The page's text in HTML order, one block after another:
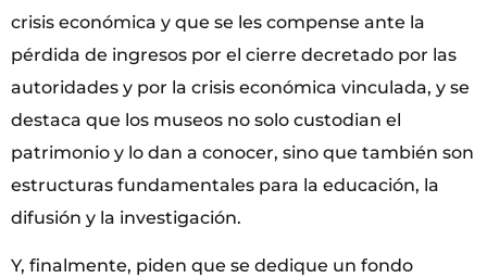
crisis económica y que se les compense ante la
pérdida de ingresos por el cierre decretado por las
autoridades y por la crisis económica vinculada, y se
destaca que los museos no solo custodian el
patrimonio y lo dan a conocer, sino que también son
estructuras fundamentales para la educación, la
difusión y la investigación.
Y, finalmente, piden que se dedique un fondo